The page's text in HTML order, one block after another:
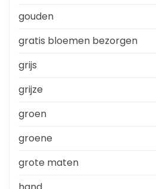
gouden
gratis bloemen bezorgen
grijs
grijze
groen
groene
grote maten